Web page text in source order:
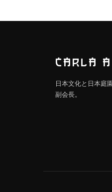
CARLA
日本文化と日本庭
副会長。